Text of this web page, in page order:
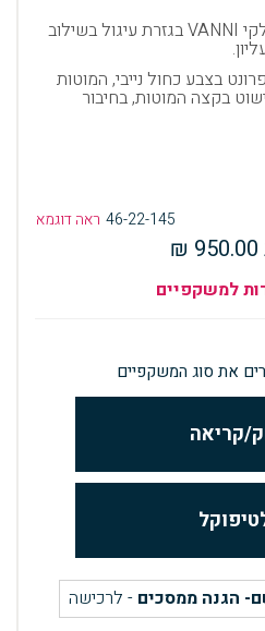
משקפיים של המותג האיטלקי VANNI בגזרת עיגול בשילוב
בצבע כחול נייבי, המוטות
בקצה המוטות, בחיבור
46-22-145 ראה דוגמא
למשקפיים
את סוג המשקפיים
קריאה
הגנה ממסכים - לרכישה